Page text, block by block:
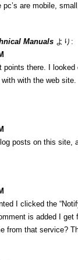
are mobile,
Manuals より:
points there. I
with the web site.
posts on this site,
I clicked the
is added I
from that service?